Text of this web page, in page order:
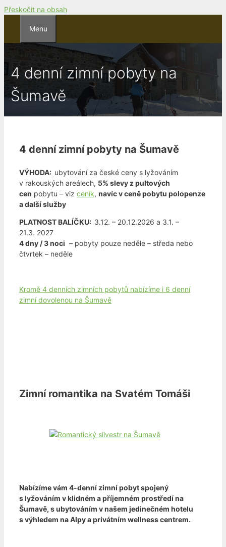
Přeskočit na obsah
Menu
4 denní zimní pobyty na
Šumavě
4 denní zimní pobyty na Šumavě
VÝHODA: ubytování za české ceny s lyžováním
v rakouských areálech, 5% slevy z pultových
cen pobytu – viz ceník, navíc v ceně pobytu polopenze
a další služby
PLATNOST BALÍČKU: 3.12. – 20.12.2026 a 3.1. –
21.3. 2027
4 dny / 3 noci – pobyty pouze neděle – středa nebo
čtvrtek – neděle
Kromě 4 denních zimních pobytů nabízíme i 6 denní
zimní dovolenou na Šumavě
Zimní romantika na Svatém Tomáši
Nabízíme vám 4-denní zimní pobyt spojený
s lyžováním v klidném a příjemném prostředí na
Šumavě, s ubytováním v našem jedinečném hotelu
s výhledem na Alpy a privátním wellness centrem.